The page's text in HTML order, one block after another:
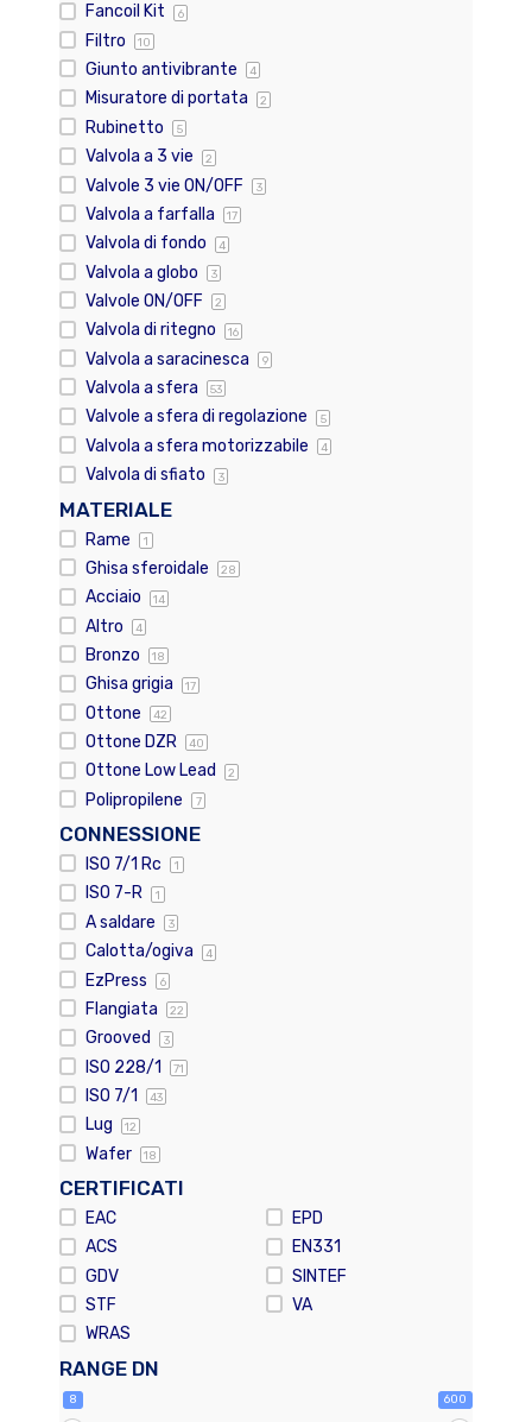
Fancoil Kit 6
Filtro 10
Giunto antivibrante 4
Misuratore di portata 2
Rubinetto 5
Valvola a 3 vie 2
Valvole 3 vie ON/OFF 3
Valvola a farfalla 17
Valvola di fondo 4
Valvola a globo 3
Valvole ON/OFF 2
Valvola di ritegno 16
Valvola a saracinesca 9
Valvola a sfera 53
Valvole a sfera di regolazione 5
Valvola a sfera motorizzabile 4
Valvola di sfiato 3
MATERIALE
Rame 1
Ghisa sferoidale 28
Acciaio 14
Altro 4
Bronzo 18
Ghisa grigia 17
Ottone 42
Ottone DZR 40
Ottone Low Lead 2
Polipropilene 7
CONNESSIONE
ISO 7/1 Rc 1
ISO 7-R 1
A saldare 3
Calotta/ogiva 4
EzPress 6
Flangiata 22
Grooved 3
ISO 228/1 71
ISO 7/1 43
Lug 12
Wafer 18
CERTIFICATI
EAC
EPD
ACS
EN331
GDV
SINTEF
STF
VA
WRAS
RANGE DN
8 600